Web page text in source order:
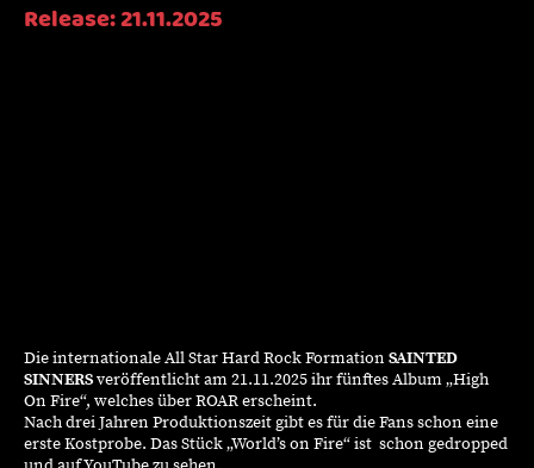
Release: 21.11.2025
Die internationale All Star Hard Rock Formation SAINTED
SINNERSveröffentlicht am 21.11.2025 ihr fünftes Album „High
On Fire“, welches über ROAR erscheint.
Nach drei Jahren Produktionszeit gibt es für die Fans schon eine
erste Kostprobe. Das Stück „World’s on Fire“ ist schon gedropped